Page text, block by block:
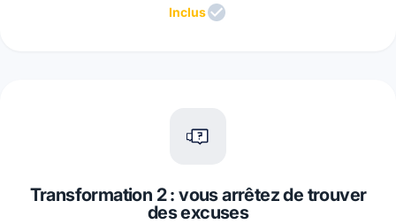
Inclus
Transformation 2 : vous arrêtez de trouver
des excuses